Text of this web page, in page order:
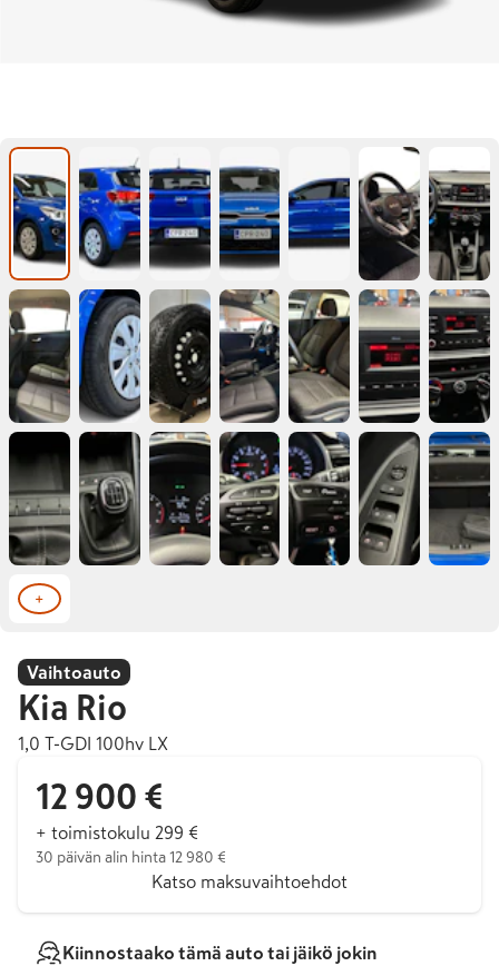
+
Vaihtoauto
Kia Rio
1,0 T-GDI 100hv LX
12 900 €
+ toimistokulu 299 €
30 päivän alin hinta 12 980 €
Katso maksuvaihtoehdot
Kiinnostaako tämä auto tai jäikö jokin